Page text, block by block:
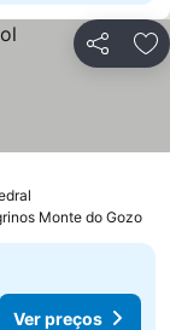
Partilhar
Monte do Gozo
Ver preços